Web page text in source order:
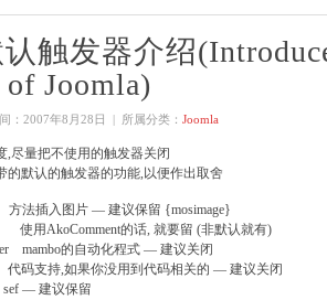
触发器介绍
of Joomla)
： 2007年8月28日 | 所属分类： Joomla
,尽量把不使用的触发器关闭
的默认的触发器的功能,以便作出取舍
入图片 — 建议保留 {mosimage}
AkoComment的话, 就要留 (非默认就有)
mambo的自动化程式 — 建议关闭
持,如果你没用到代码相关的 — 建议关闭
议保留